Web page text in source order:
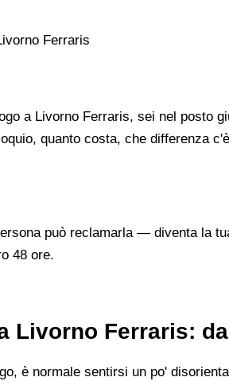
Ferraris
a Livorno Ferraris, sei nel posto
quanto costa, che differenza
può reclamarla — diventa la
48 ore.
Livorno Ferraris:
è normale sentirsi un po'